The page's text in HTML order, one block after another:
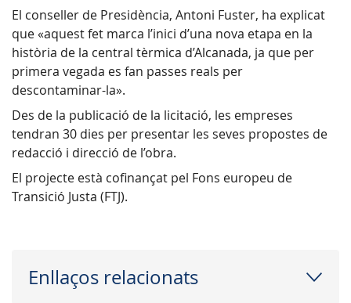
El conseller de Presidència, Antoni Fuster, ha explicat
que «aquest fet marca l’inici d’una nova etapa en la
història de la central tèrmica d’Alcanada, ja que per
primera vegada es fan passes reals per
descontaminar-la».
Des de la publicació de la licitació, les empreses
tendran 30 dies per presentar les seves propostes de
redacció i direcció de l’obra.
El projecte està cofinançat pel Fons europeu de
Transició Justa (FTJ).
Enllaços relacionats